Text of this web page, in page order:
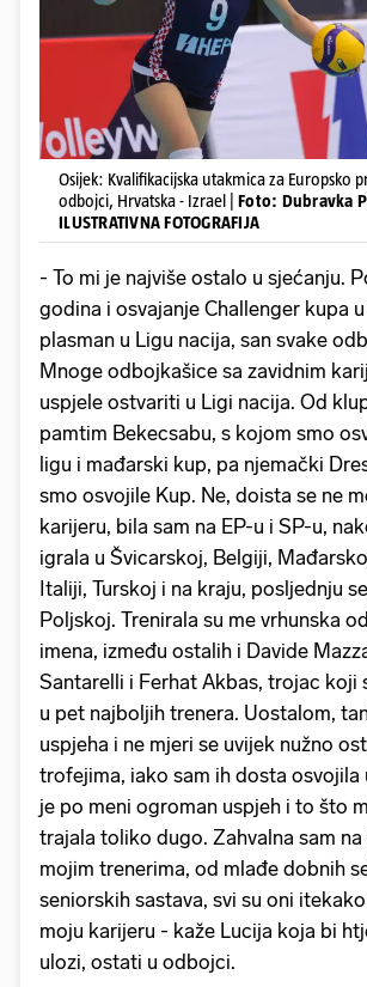
Osijek: Kvalifikacijska utakmica za Europsko
odbojci, Hrvatska - Izrael | Foto: Dubravka
ILUSTRATIVNA FOTOGRAFIJA
- To mi je najviše ostalo u sjećanju.
godina i osvajanje Challenger kupa
plasman u Ligu nacija, san svake
Mnoge odbojkašice sa zavidnim
uspjele ostvariti u Ligi nacija. Od
pamtim Bekecsabu, s kojom smo
ligu i mađarski kup, pa njemački
smo osvojile Kup. Ne, doista se ne
karijeru, bila sam na EP-u i SP-u,
igrala u Švicarskoj, Belgiji,
Italiji, Turskoj i na kraju, posljednju
Poljskoj. Trenirala su me vrhunska
imena, između ostalih i Davide
Santarelli i Ferhat Akbas, trojac koji
u pet najboljih trenera. Uostalom,
uspjeha i ne mjeri se uvijek nužno
trofejima, iako sam ih dosta osvojila
je po meni ogroman uspjeh i to što
trajala toliko dugo. Zahvalna sam
mojim trenerima, od mlađe dobnih
seniorskih sastava, svi su oni
moju karijeru - kaže Lucija koja bi
ulozi, ostati u odbojci.